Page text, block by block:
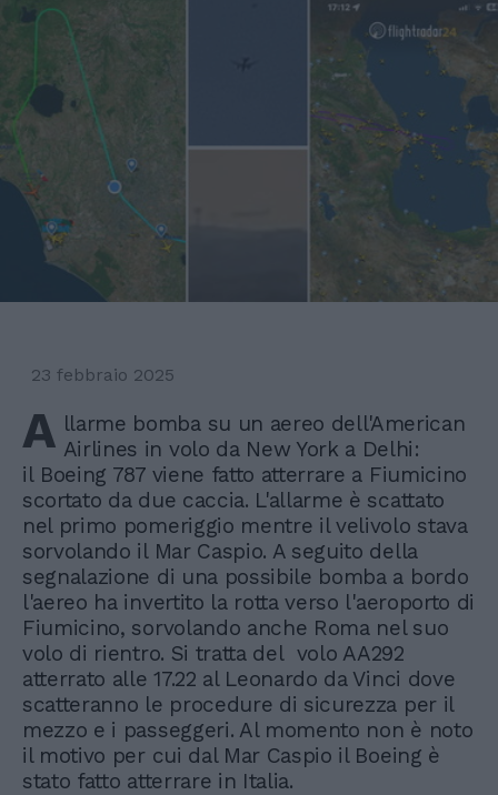
23 febbraio 2025
A llarme bomba su un aereo dell'American
Airlines in volo da New York a Delhi:
il Boeing 787 viene fatto atterrare a Fiumicino
scortato da due caccia. L'allarme è scattato
nel primo pomeriggio mentre il velivolo stava
sorvolando il Mar Caspio. A seguito della
segnalazione di una possibile bomba a bordo
l'aereo ha invertito la rotta verso l'aeroporto di
Fiumicino, sorvolando anche Roma nel suo
volo di rientro. Si tratta del volo AA292
atterrato alle 17.22 al Leonardo da Vinci dove
scatteranno le procedure di sicurezza per il
mezzo e i passeggeri. Al momento non è noto
il motivo per cui dal Mar Caspio il Boeing è
stato fatto atterrare in Italia.